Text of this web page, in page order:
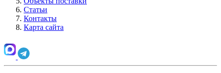
Статьи
Контакты
Карта сайта